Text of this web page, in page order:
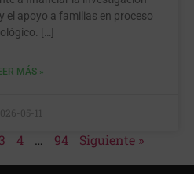
el apoyo a familias en proceso
[…]
MÁS »
2026-05-11
3 4 … 94 Siguiente »